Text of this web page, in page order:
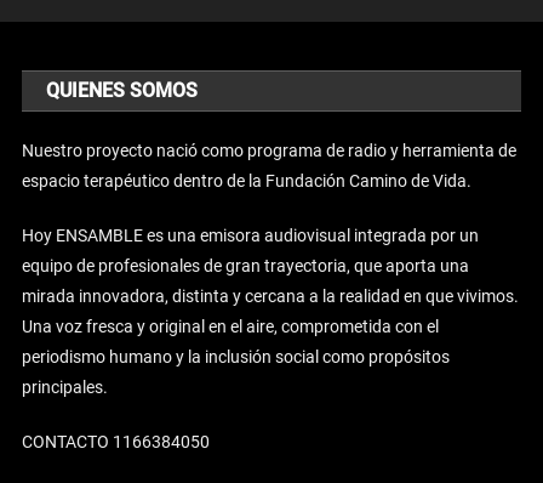
QUIENES SOMOS
Nuestro proyecto nació como programa de radio y herramienta de
espacio terapéutico dentro de la Fundación Camino de Vida.
Hoy ENSAMBLE es una emisora audiovisual integrada por un
equipo de profesionales de gran trayectoria, que aporta una
mirada innovadora, distinta y cercana a la realidad en que vivimos.
Una voz fresca y original en el aire, comprometida con el
periodismo humano y la inclusión social como propósitos
principales.
CONTACTO 1166384050